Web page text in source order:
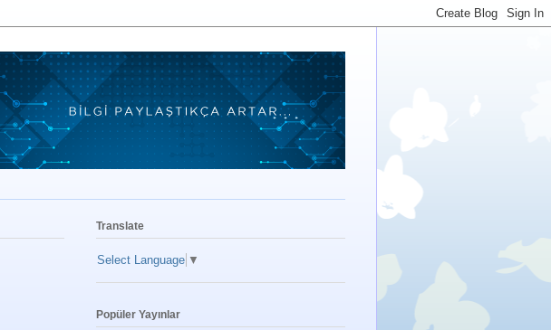
Translate
Select Language ▼
Popüler Yayınlar